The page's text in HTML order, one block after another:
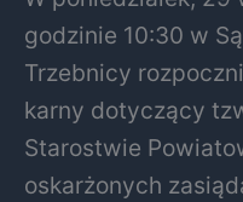
godzinie 10:30 w
Trzebnicy
karny dotyczący
Starostwie
oskarżonych